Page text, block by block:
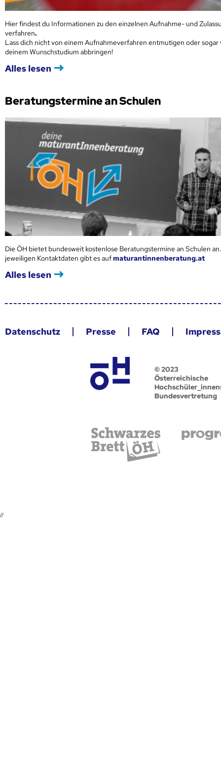
Hier findest du Informationen zu den einzelnen Aufnahme- und
verfahren.
Lass dich nicht von einem Aufnahmeverfahren entmutigen oder sogar
deinem Wunschstudium abbringen!
Alles lesen
Beratungstermine an Schulen
Die ÖH bietet bundesweit kostenlose Beratungstermine an Schulen
jeweiligen Kontaktdaten gibt es aufmaturantinnenberatung.at
Alles lesen
Datenschutz Presse FAQ
© 2023
Österreichische
Bundesvertretung
//